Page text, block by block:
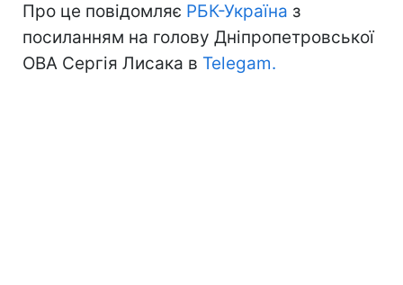
Про це повідомляє РБК-Україна з
посиланням на голову Дніпропетровської
ОВА Сергія Лисака в Telegam.